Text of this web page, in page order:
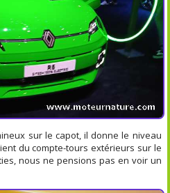
sur le capot, il donne le niveau
du compte-tours extérieurs sur le
nous ne pensions pas en voir un